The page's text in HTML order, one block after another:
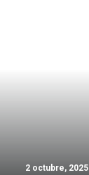
2 octubre, 2025